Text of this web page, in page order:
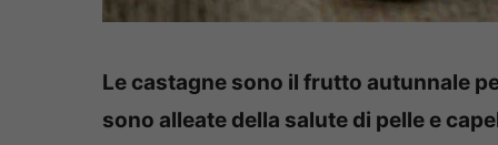
Le castagne sono il frutto autunnale
sono alleate della salute di pelle e